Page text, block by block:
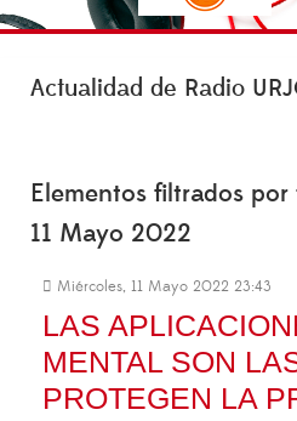
Actualidad de Radio
Elementos filtrados
11 Mayo 2022
Miércoles, 11 Mayo 2022 23:43
LAS
MENTAL SON
PROTEGEN LA